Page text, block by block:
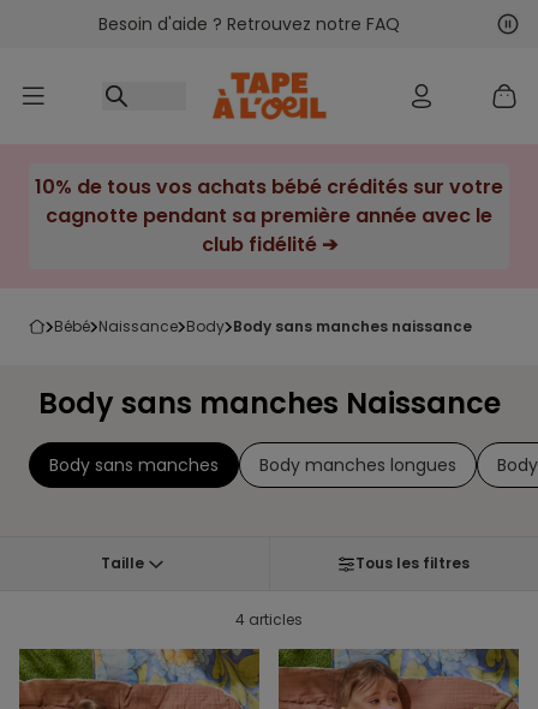
Accéder au contenu
Besoin d'aide ? Retrouvez notre FAQ
10% de tous vos achats bébé crédités sur votre
cagnotte pendant sa première année avec le
club fidélité ➔
bébé naissance body body sans manches naissance
Body sans manches Naissance
Body sans manches Body manches longues
Taille Tous les filtres
4 articles